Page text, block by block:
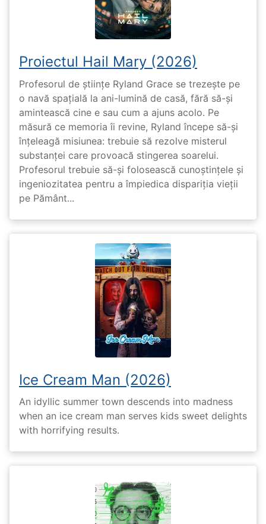
Proiectul Hail Mary (2026)
Profesorul de științe Ryland Grace se trezește pe
o navă spațială la ani-lumină de casă, fără să-și
amintească cine e sau cum a ajuns acolo. Pe
măsură ce memoria îi revine, Ryland începe să-și
înțeleagă misiunea: trebuie să rezolve misterul
substanței care provoacă stingerea soarelui.
Profesorul trebuie să-și folosească cunoștințele și
ingeniozitatea pentru a împiedica dispariția vieții
pe Pământ...
Ice Cream Man (2026)
An idyllic summer town descends into madness
when an ice cream man serves kids sweet delights
with horrifying results.